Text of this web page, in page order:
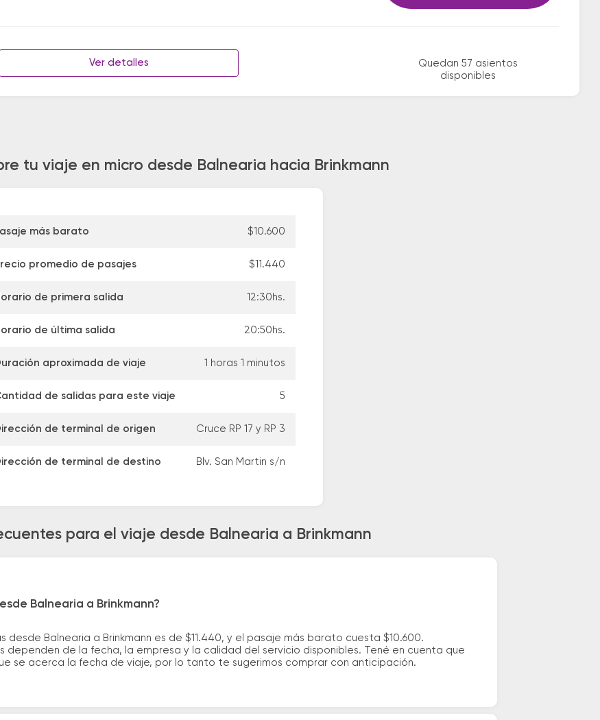
Ver detalles
Quedan 57 asientos
disponibles
tu viaje en micro desde Balnearia hacia Brinkmann
más barato $10.600
promedio de pasajes $11.440
de primera salida 12:30hs.
de última salida 20:50hs.
aproximada de viaje 1 horas 1 minutos
de salidas para este viaje 5
de terminal de origen Cruce RP 17 y RP 3
de terminal de destino Blv. San Martin s/n
para el viaje desde Balnearia a Brinkmann
Balnearia a Brinkmann?
desde Balnearia a Brinkmann es de $11.440, y el pasaje más barato cuesta $10.600.
dependen de la fecha, la empresa y la calidad del servicio disponibles. Tené en cuenta que
se acerca la fecha de viaje, por lo tanto te sugerimos comprar con anticipación.